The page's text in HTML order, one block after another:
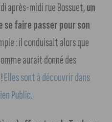
après-midi rue Bossuet,un
se faire passer pour son
: il conduisait alors que
aurait donné des
Elles sont à découvrir dans
Public.